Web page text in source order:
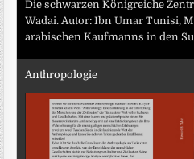
Die schwarzen Königreiche
Wadai. Autor: Ibn Umar Tunisi,
arabischen Kaufmanns in den
Anthropologie